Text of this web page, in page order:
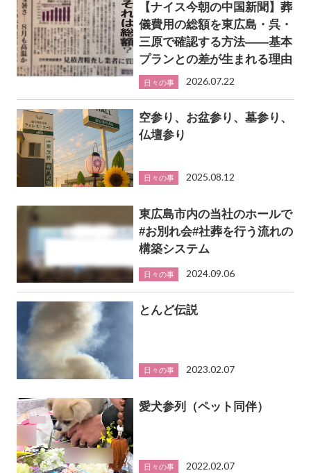
【ナイス今朝の中国新聞】葬
儀費用の総額を東広島・呉・
三原で確認する方法――基本
プランとの差が生まれる理由
日々の事 2026.07.22
空参り、お盆参り、墓参り、
仏壇参り
日々の事 2025.08.12
東広島市内の当社のホールで
#お別れ会#社葬を行う流れの
構築システム
日々の事 2024.09.06
とんど伝説
日々の事 2023.02.07
愛犬参列（ペット同伴）
日々の事 2022.02.07